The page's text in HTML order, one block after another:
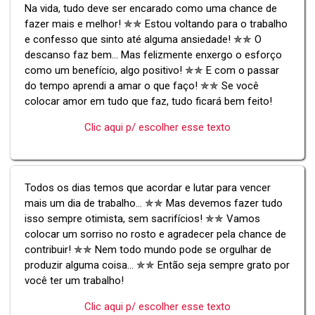
Na vida, tudo deve ser encarado como uma chance de
fazer mais e melhor! ✯✯ Estou voltando para o trabalho
e confesso que sinto até alguma ansiedade! ✯✯ O
descanso faz bem... Mas felizmente enxergo o esforço
como um benefício, algo positivo! ✯✯ E com o passar
do tempo aprendi a amar o que faço! ✯✯ Se você
colocar amor em tudo que faz, tudo ficará bem feito!
Clic aqui p/ escolher esse texto
Todos os dias temos que acordar e lutar para vencer
mais um dia de trabalho... ✯✯ Mas devemos fazer tudo
isso sempre otimista, sem sacrifícios! ✯✯ Vamos
colocar um sorriso no rosto e agradecer pela chance de
contribuir! ✯✯ Nem todo mundo pode se orgulhar de
produzir alguma coisa... ✯✯ Então seja sempre grato por
você ter um trabalho!
Clic aqui p/ escolher esse texto